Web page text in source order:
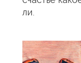
ли.